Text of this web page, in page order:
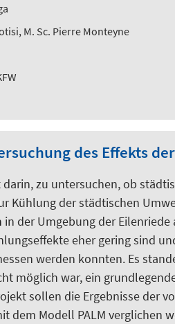
M. Sc. Pierre Monteyne
des Effekts
zu untersuchen, ob
Kühlung der städtischen
der Umgebung der
eher gering sind
werden konnten. Es
möglich war, ein
sollen die Ergebnisse der
dem Modell PALM verglichen